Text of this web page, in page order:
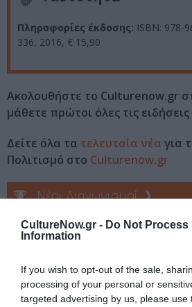
CultureNow.gr - Do Not Process
Information
If you wish to opt-out of the sale,
processing of your personal or
targeted advertising by us, please use
Πληροφορίες έκδοσης: ISBN: 978-
336, 2016, € 15,90
Ακολουθήστε το Culturenow.gr
μάθετε πρώτοι όλες τις ειδήσεις
Δείτε όλα τα τελευταία νέα για
Πολιτισμό στο Culturenow.gr
Νέοι Διαγωνισμοί❯
Tags
Newsletter